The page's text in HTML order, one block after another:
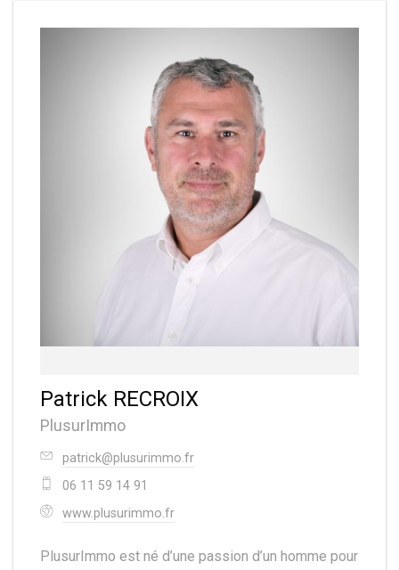
Patrick RECROIX
PlusurImmo
patrick@plusurimmo.fr
06 11 59 14 91
www.plusurimmo.fr
PlusurImmo est né d’une passion d’un homme pour